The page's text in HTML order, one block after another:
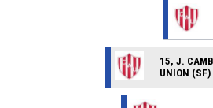
15, J.
UNION (SF)